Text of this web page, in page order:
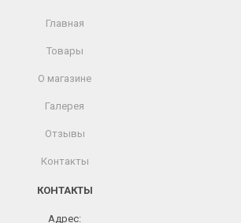
Главная
Товары
О магазине
Галерея
Отзывы
Контакты
КОНТАКТЫ
Адрес: